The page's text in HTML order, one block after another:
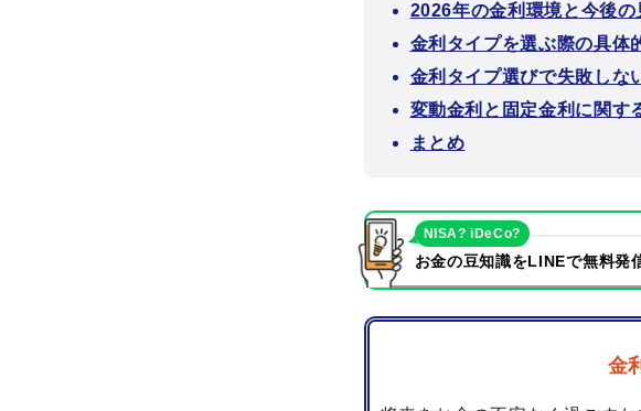
2026年の金利環境と今後の
金利タイプを選ぶ際の具体
金利タイプ選びで失敗しな
変動金利と固定金利に関す
まとめ
お金の豆知識をLINEで無料発
NISA? iDeCo?
金